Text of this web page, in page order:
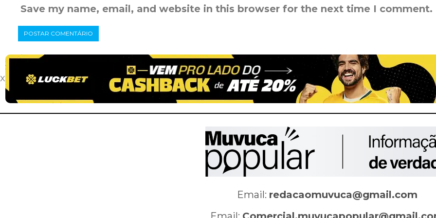
Save my name, email, and website in this browser for the next time I comment.
x
Email: redacaomuvuca@gmail.com